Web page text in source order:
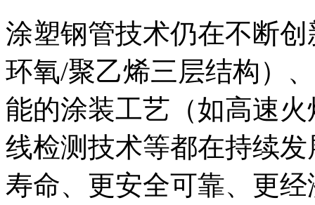
涂塑钢管技术仍在不断
环氧/聚乙烯三层结构）
能的涂装工艺（如高速
线检测技术等都在持续
寿命、更安全可靠、更